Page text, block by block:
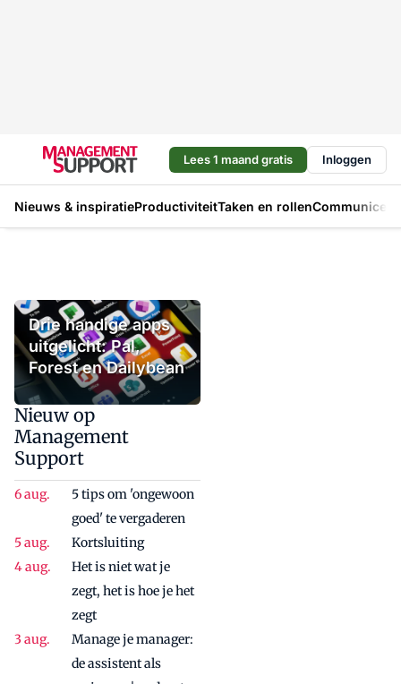
Lees 1 maand gratis Inloggen
Nieuws & inspiratieProductiviteitTaken en rollen
Drie handige apps
uitgelicht: Pal,
Forest en Dailybean
Nieuw op
Management
Support
5 tips om 'ongewoon
goed' te vergaderen
Kortsluiting
Het is niet wat je
zegt, het is hoe je het
zegt
Manage je manager:
de assistent als